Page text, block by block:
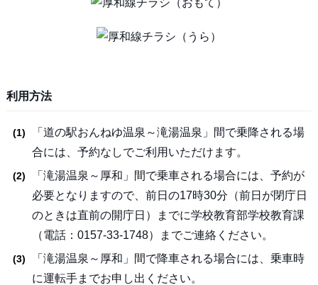
利用方法
「道の駅おんねゆ温泉～滝湯温泉」間で乗降される場
合には、予約なしでご利用いただけます。
「滝湯温泉～厚和」間で乗車される場合には、予約が
必要となりますので、前日の17時30分（前日が閉庁日
のときは直前の開庁日）までに学校教育部学校教育課
（電話：0157-33-1748）までご連絡ください。
「滝湯温泉～厚和」間で降車される場合には、乗車時
に運転手までお申し出ください。